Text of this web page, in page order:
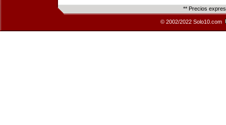
** Precios
© 2002/2022 Solo10.com